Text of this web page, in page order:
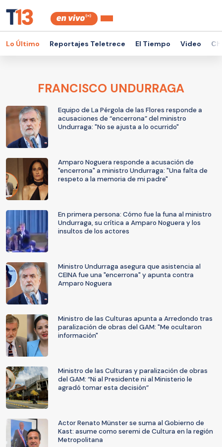
Lo Último Reportajes Teletrece El Tiempo Video
FRANCISCO UNDURRAGA
Equipo de La Pérgola de las Flores responde a
acusaciones de “encerrona” del ministro
Undurraga: "No se ajusta a lo ocurrido"
Amparo Noguera responde a acusación de
"encerrona" a ministro Undurraga: "Una falta de
respeto a la memoria de mi padre"
En primera persona: Cómo fue la funa al ministro
Undurraga, su crítica a Amparo Noguera y los
insultos de los actores
Ministro Undurraga asegura que asistencia al
CEINA fue una "encerrona" y apunta contra
Amparo Noguera
Ministro de las Culturas apunta a Arredondo tras
paralización de obras del GAM: "Me ocultaron
información"
Ministro de las Culturas y paralización de obras
del GAM: “Ni al Presidente ni al Ministerio le
agradó tomar esta decisión”
Actor Renato Münster se suma al Gobierno de
Kast: asume como seremi de Cultura en la región
Metropolitana